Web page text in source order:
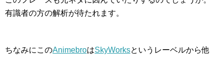
有識者の方の解析が待たれます。
ちなみにこのAnimebroはSkyWorksというレーベルから他